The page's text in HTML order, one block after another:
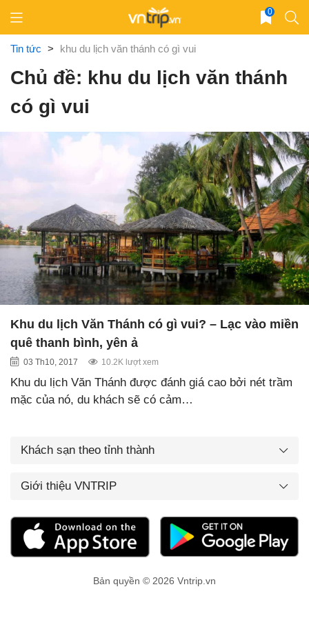
content
0
Tin tức > khu du lịch văn thánh có gì vui
Chủ đề: khu du lịch văn thánh
có gì vui
Khu du lịch Văn Thánh có gì vui? – Lạc vào miền
quê thanh bình, yên ả
03 Th10, 2017 10.2K lượt xem
Khu du lịch Văn Thánh được đánh giá cao bởi nét trầm
mặc của nó, du khách sẽ có cảm…
Khách sạn theo tỉnh thành
Giới thiệu VNTRIP
Bản quyền © 2026 Vntrip.vn